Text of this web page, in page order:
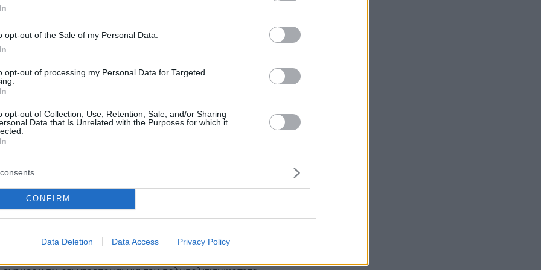
opt-out of the Sale of my Personal Data.
opt-out of processing my Personal Data for Targeted
opt-out of Collection, Use, Retention, Sale, and/or Sharing
Data that Is Unrelated with the Purposes for which it
CONFIRM
Data Deletion Data Access Privacy Policy
protothema.gr στο Google News
και μάθετε πρώτοι
Ειδήσεις
από την Ελλάδα και τον Κόσμο, τη
στο Protothema.gr
ΠΡΟΣΘΗΚΗ ΣΧΟΛΙΟΥ
που δουλευε συγχρονως με το σχολειο.Διαβαζω τοσες